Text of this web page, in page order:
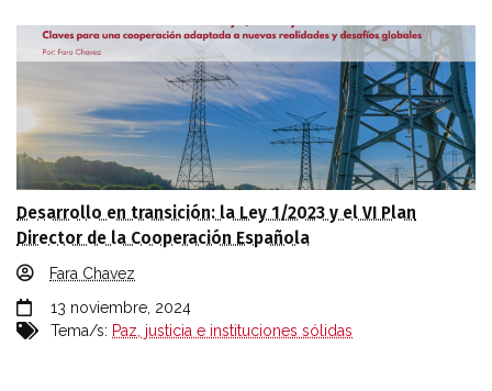
Desarrollo en transición: la Ley 1/2023 y el VI Plan
Director de la Cooperación Española
Fara Chavez
13 noviembre, 2024
Tema/s: Paz, justicia e instituciones sólidas